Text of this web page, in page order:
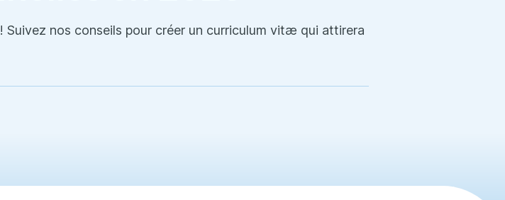
nos conseils pour créer un curriculum vitæ qui attirera